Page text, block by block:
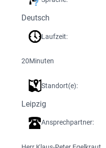
Deutsch
Laufzeit:
20Minuten
Standort(e):
Leipzig
Ansprechpartner: